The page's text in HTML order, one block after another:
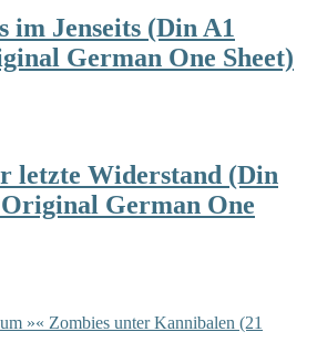
im Jenseits (Din A1
German One Sheet)
letzte Widerstand (Din
German One
»« Zombies unter Kannibalen (21